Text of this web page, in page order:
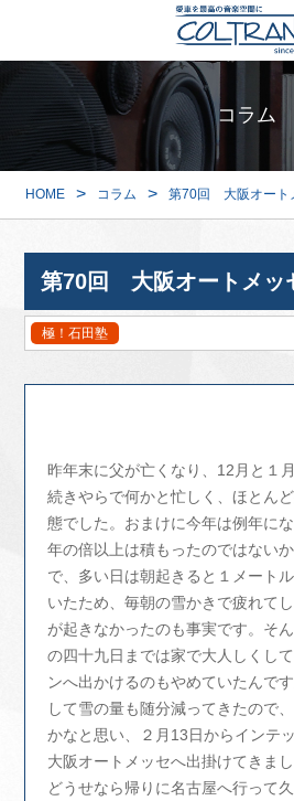
コラム
HOME > コラム > 第70回 大阪オート
第70回 大阪オートメッ
極！石田塾
昨年末に父が亡くなり、12月と１
続きやらで何かと忙しく、ほとん
態でした。おまけに今年は例年に
年の倍以上は積もったのではない
で、多い日は朝起きると１メート
いたため、毎朝の雪かきで疲れて
が起きなかったのも事実です。そ
の四十九日までは家で大人しくし
ンへ出かけるのもやめていたんで
して雪の量も随分減ってきたので
かなと思い、２月13日からインテ
大阪オートメッセへ出掛けてきまし
どうせなら帰りに名古屋へ行って